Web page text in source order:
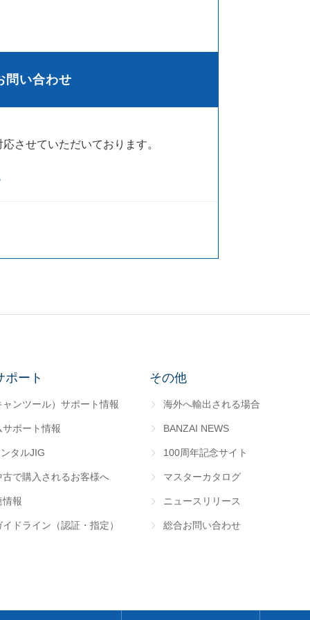
問い合わせ
させていただいております。
ポート
ンツール）サポート情報
ポート情報
タルJIG
で購入されるお客様へ
情報
ドライン（認証・指定）
その他
海外へ輸出される場合
BANZAI NEWS
100周年記念サイト
マスターカタログ
ニュースリリース
総合お問い合わせ